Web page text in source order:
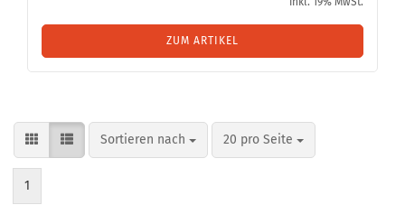
ZUM ARTIKEL
Sortieren nach
Sortieren nach 20 pro Seite
pro Seite
1